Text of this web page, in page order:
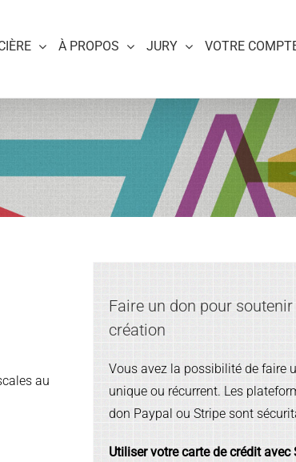
À PROPOS JURY VOTRE
au
Faire un don pour soutenir
création
Vous avez la possibilité de faire
unique ou récurrent. Les
don Paypal ou Stripe sont
Utiliser votre carte de crédit avec